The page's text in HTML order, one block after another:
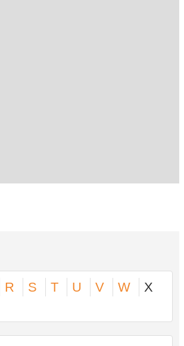
R S T U V W
X